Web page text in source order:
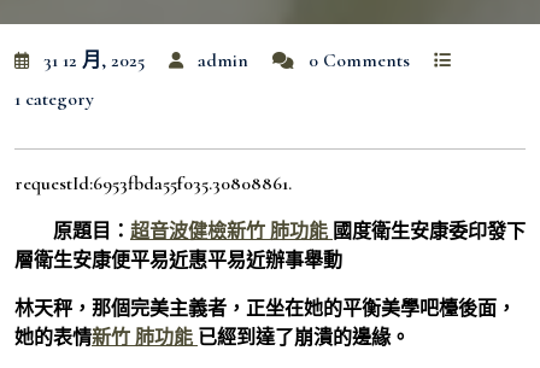
31 12 月, 2025 admin
0 Comments
1 category
requestId:6953fbda55f035.30808861.
原題目： 超音波健檢新竹 肺功能 國度衛生安康委印發下
層衛生安康便平易近惠平易近辦事舉動
林天秤，那個完美主義者，正坐在她的平衡美學吧檯後面，
她的表情新竹 肺功能 已經到達了崩潰的邊緣。